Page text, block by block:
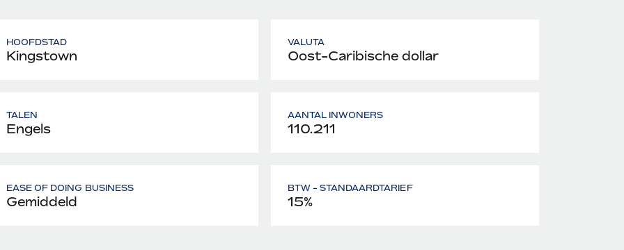
HOOFDSTAD
Kingstown
VALUTA
Oost-Caribische dollar
TALEN
Engels
AANTAL INWONERS
110.211
EASE OF DOING BUSINESS
Gemiddeld
BTW - STANDAARDTARIEF
15%